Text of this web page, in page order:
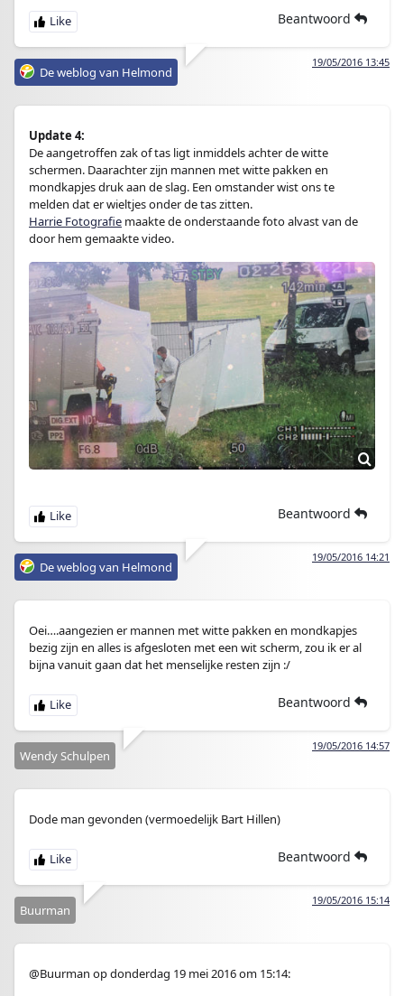
Beantwoord
19/05/2016 13:45
De weblog van Helmond
Update 4:
De aangetroffen zak of tas ligt inmiddels achter de witte
schermen. Daarachter zijn mannen met witte pakken en
mondkapjes druk aan de slag. Een omstander wist ons te
melden dat er wieltjes onder de tas zitten.
Harrie Fotografie maakte de onderstaande foto alvast van de
door hem gemaakte video.
Beantwoord
19/05/2016 14:21
De weblog van Helmond
Oei….aangezien er mannen met witte pakken en mondkapjes
bezig zijn en alles is afgesloten met een wit scherm, zou ik er al
bijna vanuit gaan dat het menselijke resten zijn :/
Beantwoord
19/05/2016 14:57
Wendy Schulpen
Dode man gevonden (vermoedelijk Bart Hillen)
Beantwoord
19/05/2016 15:14
Buurman
@Buurman op donderdag 19 mei 2016 om 15:14: